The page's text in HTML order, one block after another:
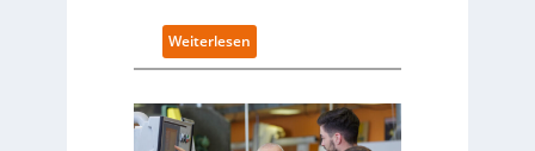
m
-
D
S
I
Weiterlesen:
D
u
t